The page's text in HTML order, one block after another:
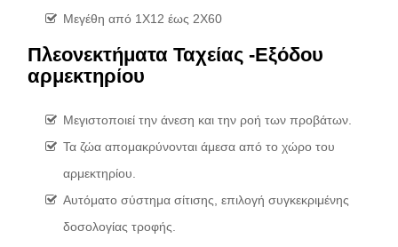
Μεγέθη από 1Χ12 έως 2Χ60
Πλεονεκτήματα Ταχείας -Εξόδου
αρμεκτηρίου
Μεγιστοποιεί την άνεση και την ροή των προβάτων.
Τα ζώα απομακρύνονται άμεσα από το χώρο του
αρμεκτηρίου.
Αυτόματο σύστημα σίτισης, επιλογή συγκεκριμένης
δοσολογίας τροφής.